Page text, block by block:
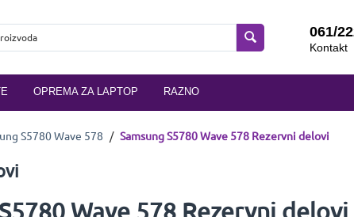
061/
Kontakt
OPREMA ZA LAPTOP RAZNO
S5780 Wave 578 / Samsung S5780 Wave 578 Rezervni delovi
Wave 578 Rezervni